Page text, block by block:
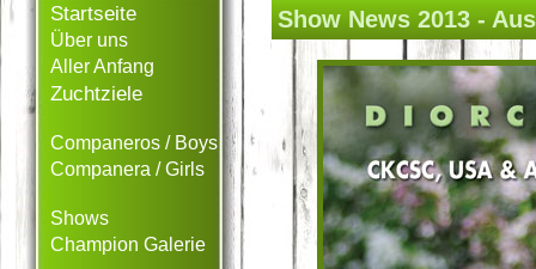
Startseite
Über uns
Aller Anfang
Zuchtziele
Companeros / Boys
Companera / Girls
Shows
Champion Galerie
Show News 2013 -